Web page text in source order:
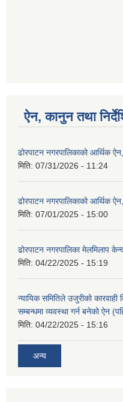
ऐन, कानुन तथा
ढोरपाटन नगरपालिकाको आर्थिक
मिति: 07/31/2026 - 11:24
ढोरपाटन नगरपालिकाको आर्थिक
मिति: 07/01/2025 - 15:00
ढोरपाटन नगरपालिका मेलमिलाप
मिति: 04/22/2025 - 15:19
न्यायिक समितिले उजुरीको कारवाही
सम्बन्धमा व्यवस्था गर्न बनेको ऐन
मिति: 04/22/2025 - 15:16
अन्य